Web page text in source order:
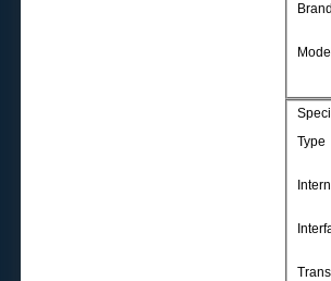
Brand
Model
Type